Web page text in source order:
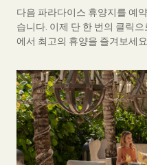
다음 파라다이스 휴양지를 예
습니다. 이제 단 한 번의 클릭
에서 최고의 휴양을 즐겨보세